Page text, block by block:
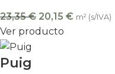
23,35€ 20,15 € m² (s/IVA)
Ver producto
Puig